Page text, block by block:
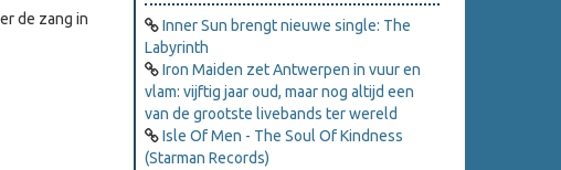
de zang in
Inner Sun brengt nieuwe single: The
Labyrinth
Iron Maiden zet Antwerpen in vuur en
vlam: vijftig jaar oud, maar nog altijd een
van de grootste livebands ter wereld
Isle Of Men - The Soul Of Kindness
(Starman Records)